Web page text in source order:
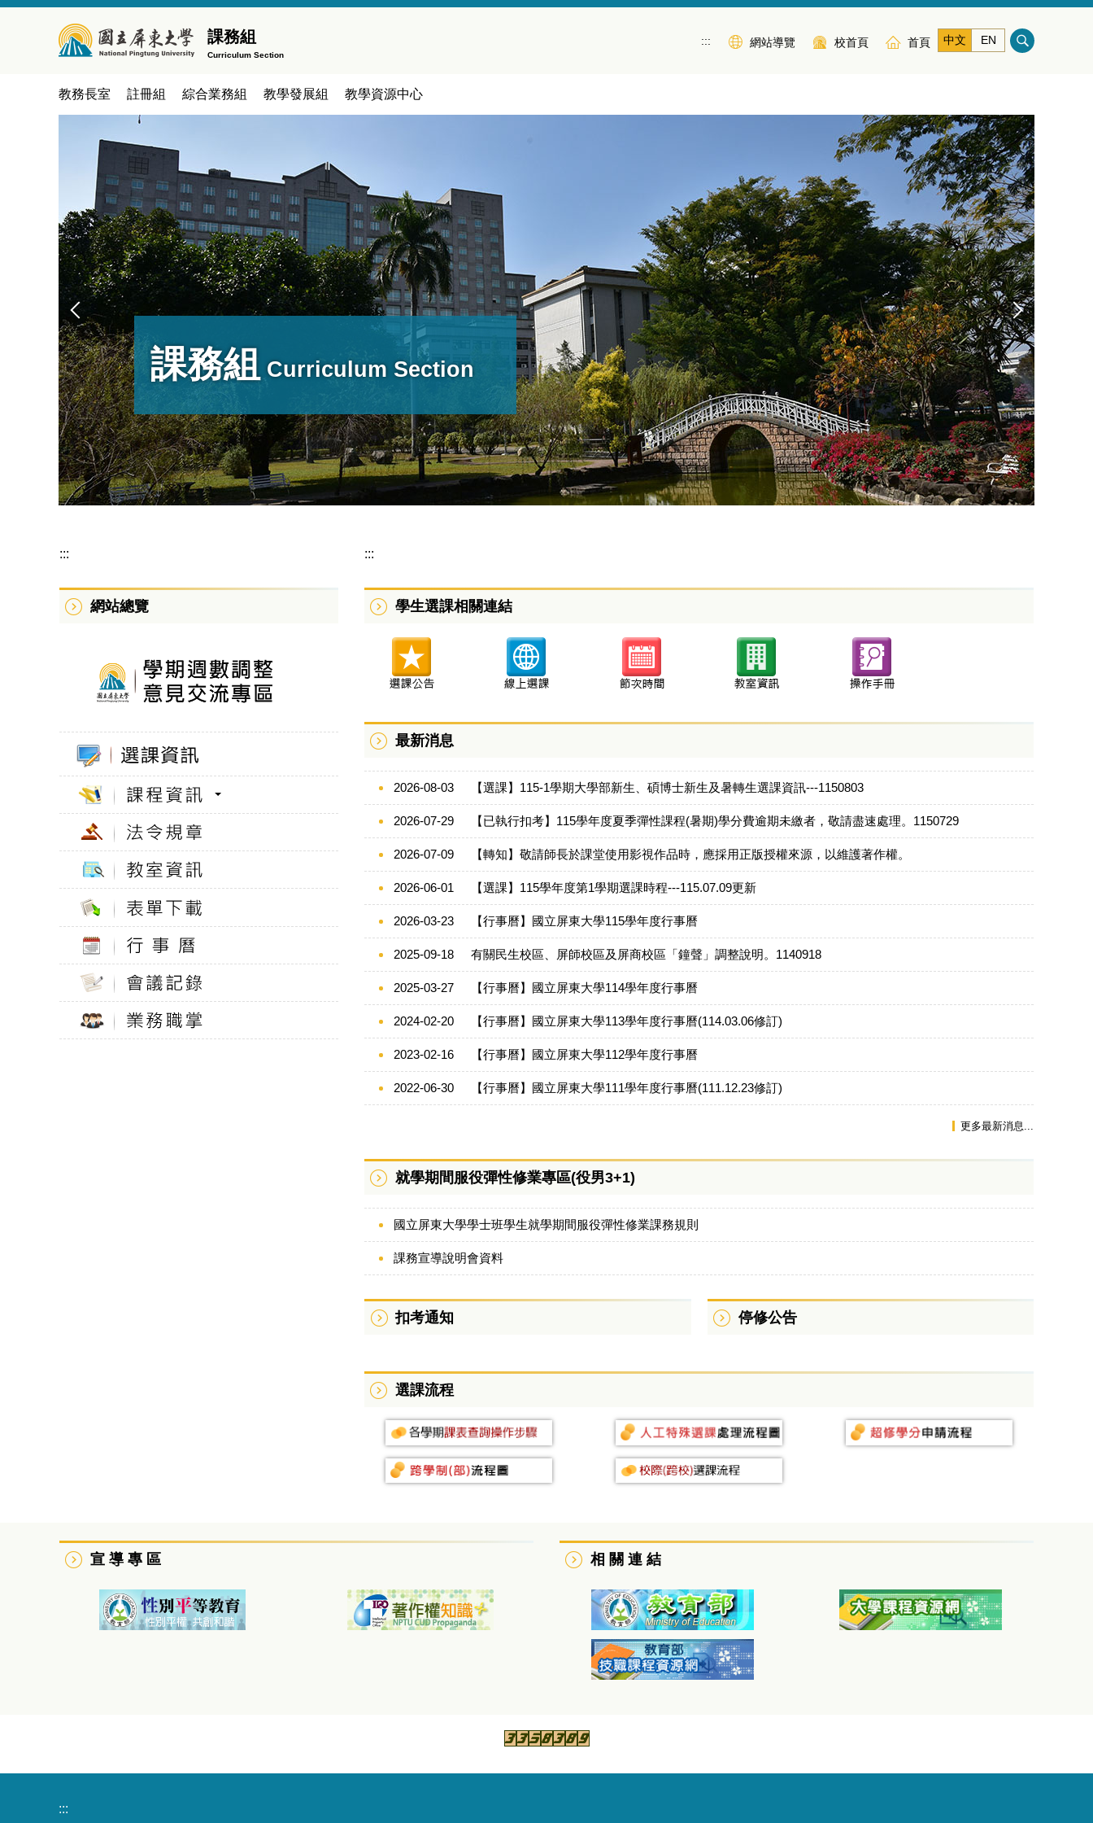
課務組
Curriculum Section
::: 網站導覽 校首頁 首頁 中文 EN
教務長室 註冊組 綜合業務組 教學發展組 教學資源中心
課務組 Curriculum Section
:::
網站總覽
:::
學生選課相關連結
最新消息
2026-08-03 【選課】115-1學期大學部新生、碩博士新生及暑轉生選課資訊---1150803
2026-07-29 【已執行扣考】115學年度夏季彈性課程(暑期)學分費逾期未繳者，敬請盡速處理。1150729
2026-07-09 【轉知】敬請師長於課堂使用影視作品時，應採用正版授權來源，以維護著作權。
2026-06-01 【選課】115學年度第1學期選課時程---115.07.09更新
2026-03-23 【行事曆】國立屏東大學115學年度行事曆
2025-09-18 有關民生校區、屏師校區及屏商校區「鐘聲」調整說明。1140918
2025-03-27 【行事曆】國立屏東大學114學年度行事曆
2024-02-20 【行事曆】國立屏東大學113學年度行事曆(114.03.06修訂)
2023-02-16 【行事曆】國立屏東大學112學年度行事曆
2022-06-30 【行事曆】國立屏東大學111學年度行事曆(111.12.23修訂)
更多最新消息...
就學期間服役彈性修業專區(役男3+1)
國立屏東大學學士班學生就學期間服役彈性修業課務規則
課務宣導說明會資料
扣考通知 停修公告
選課流程
宣 導 專 區 相 關 連 結
:::